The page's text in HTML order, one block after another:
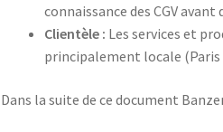
connaissance des CGV
Clientèle : Les services et
principalement locale (Paris
Dans la suite de ce document